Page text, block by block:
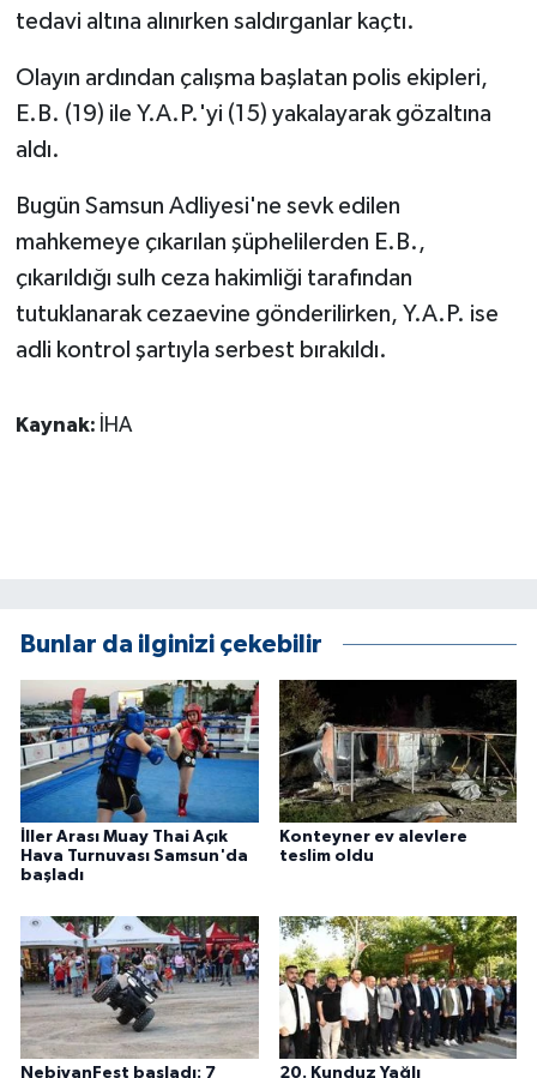
tedavi altına alınırken saldırganlar kaçtı.
Olayın ardından çalışma başlatan polis ekipleri,
E.B. (19) ile Y.A.P.'yi (15) yakalayarak gözaltına
aldı.
Bugün Samsun Adliyesi'ne sevk edilen
mahkemeye çıkarılan şüphelilerden E.B.,
çıkarıldığı sulh ceza hakimliği tarafından
tutuklanarak cezaevine gönderilirken, Y.A.P. ise
adli kontrol şartıyla serbest bırakıldı.
Kaynak: İHA
Bunlar da ilginizi çekebilir
İller Arası Muay Thai Açık
Hava Turnuvası Samsun'da
başladı
Konteyner ev alevlere
teslim oldu
NebiyanFest başladı: 7 20. Kunduz Yağlı
KÜLTÜR SANAT
MAGAZİN
POLİTİKA
Sağlık
SİYASET
YEREL
Yerel Haberler